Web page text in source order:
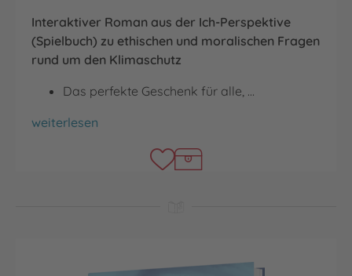
Interaktiver Roman aus der Ich-Perspektive
(Spielbuch) zu ethischen und moralischen Fragen
rund um den Klimaschutz
Das perfekte Geschenk für alle, …
Climate Action
weiterlesen